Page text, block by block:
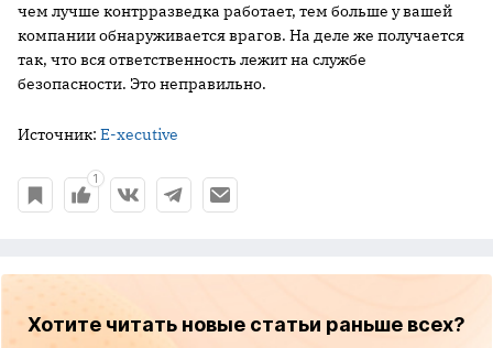
чем лучше контрразведка работает, тем больше у вашей
компании обнаруживается врагов. На деле же получается
так, что вся ответственность лежит на службе
безопасности. Это неправильно.
Источник: E-xecutive
1
Хотите читать новые статьи раньше всех?